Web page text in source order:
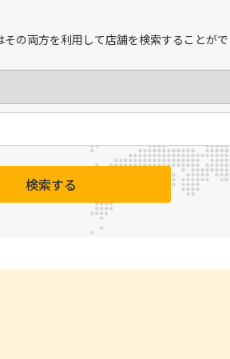
の両方を利用して店舗を検索することが
検索する